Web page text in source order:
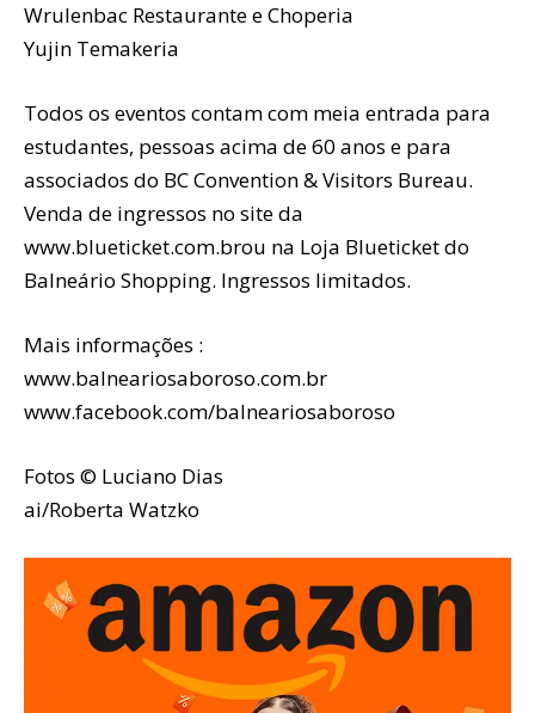
Wrulenbac Restaurante e Choperia
Yujin Temakeria
Todos os eventos contam com meia entrada para
estudantes, pessoas acima de 60 anos e para
associados do BC Convention & Visitors Bureau.
Venda de ingressos no site da
www.blueticket.com.brou na Loja Blueticket do
Balneário Shopping. Ingressos limitados.
Mais informações :
www.balneariosaboroso.com.br
www.facebook.com/balneariosaboroso
Fotos © Luciano Dias
ai/Roberta Watzko